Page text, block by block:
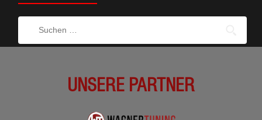
UNSERE PARTNER